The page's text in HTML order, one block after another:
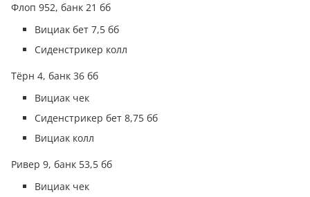
Флоп 952, банк 21 бб
Вициак бет 7,5 бб
Сиденстрикер колл
Тёрн 4, банк 36 бб
Вициак чек
Сиденстрикер бет 8,75 бб
Вициак колл
Ривер 9, банк 53,5 бб
Вициак чек